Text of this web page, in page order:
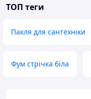
ТОП теги
Пакля для сантехніки
Фум стрічка біла